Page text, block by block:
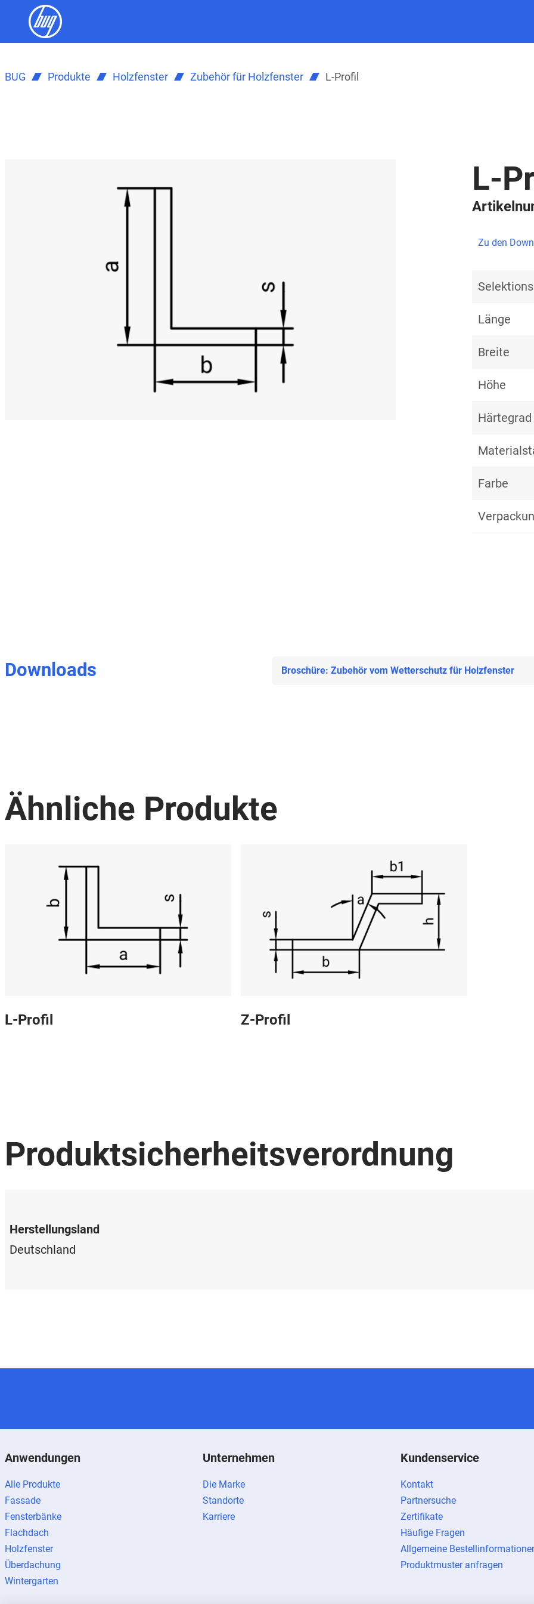
BUG Produkte Holzfenster Zubehör für Holzfenster L-Profil
L-
Zu den
Länge
Breite
Höhe
Härtegrad
Farbe
Downloads Broschüre: Zubehör vom Wetterschutz für Holzfenster
Ähnliche Produkte
L-Profil Z-Profil
Produktsicherheitsverordnung
Herstellungsland
Deutschland
Anwendungen
Alle Produkte
Fassade
Fensterbänke
Flachdach
Holzfenster
Überdachung
Wintergarten
Unternehmen
Die Marke
Standorte
Karriere
Kundenservice
Kontakt
Partnersuche
Zertifikate
Häufige Fragen
Allgemeine
Produktmuster anfragen